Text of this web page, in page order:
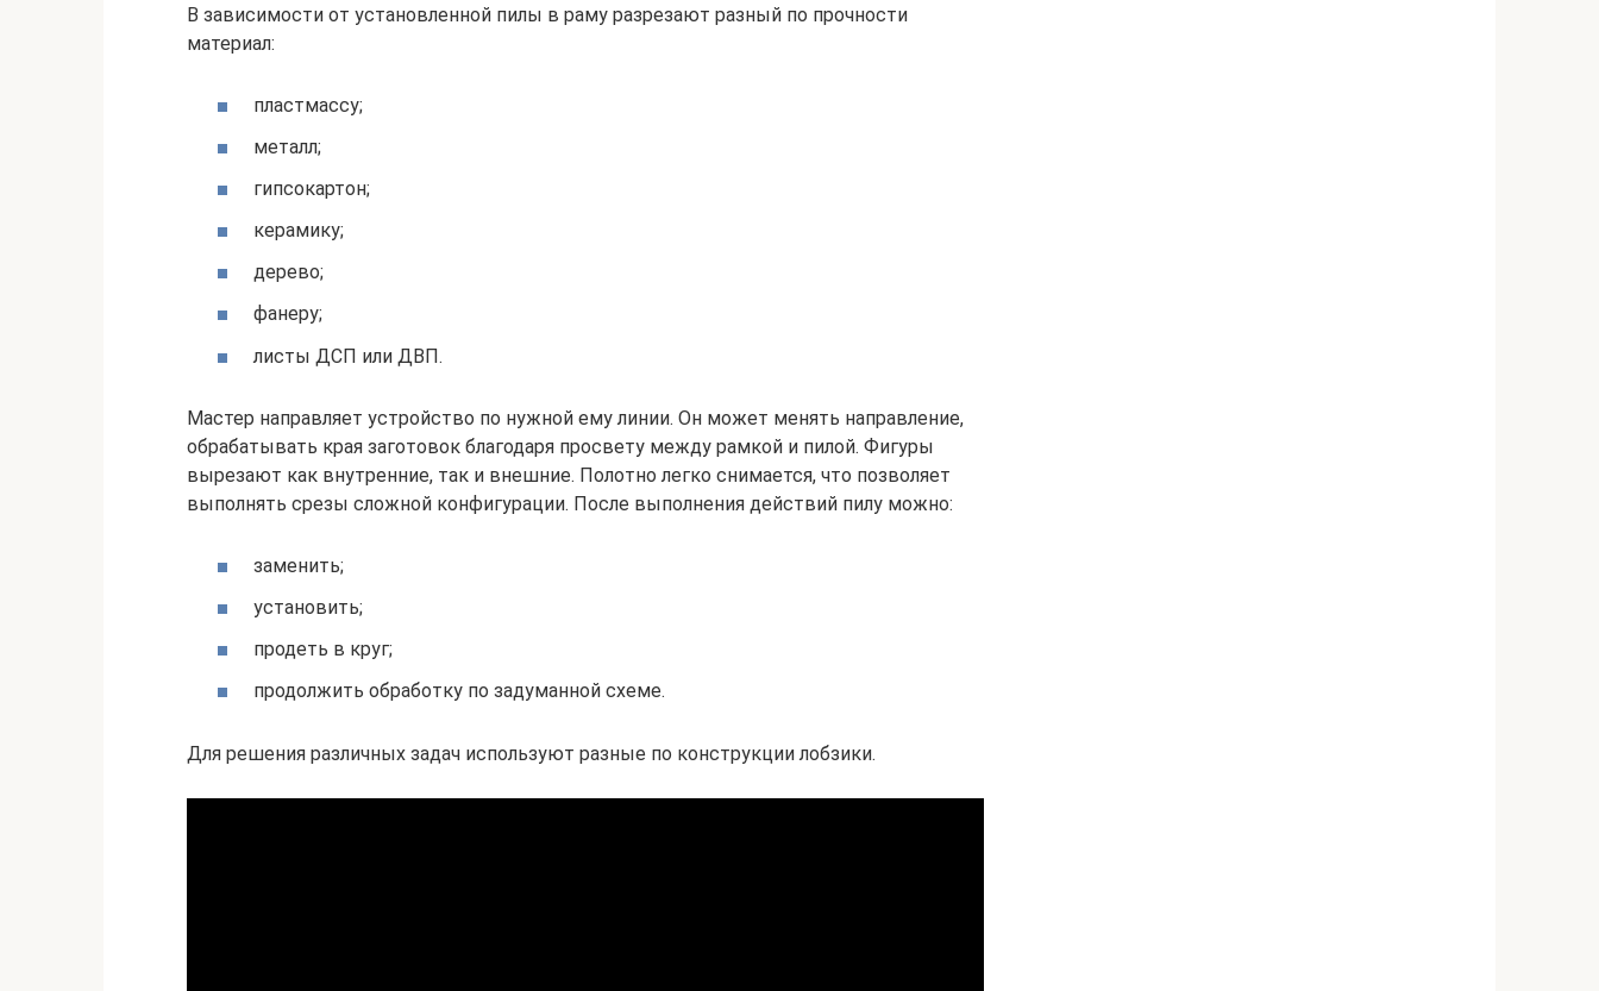
В зависимости от установленной пилы в раму разрезают разный по прочности
материал:
пластмассу;
металл;
гипсокартон;
керамику;
дерево;
фанеру;
листы ДСП или ДВП.
Мастер направляет устройство по нужной ему линии. Он может менять направление,
обрабатывать края заготовок благодаря просвету между рамкой и пилой. Фигуры
вырезают как внутренние, так и внешние. Полотно легко снимается, что позволяет
выполнять срезы сложной конфигурации. После выполнения действий пилу можно:
заменить;
установить;
продеть в круг;
продолжить обработку по задуманной схеме.
Для решения различных задач используют разные по конструкции лобзики.